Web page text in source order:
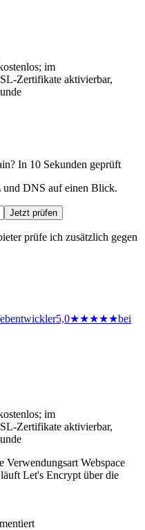
im
Zertifikate aktivierbar,
In 10 Sekunden geprüft
DNS auf einen Blick.
Jetzt prüfen
prüfe ich zusätzlich gegen
5,0★★★★★bei
im
Zertifikate aktivierbar,
Verwendungsart Webspace
Let's Encrypt über die